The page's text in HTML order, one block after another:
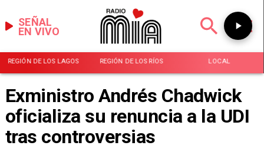
EN VIVO
SEÑAL
REGIÓN DE LOS LAGOS REGIÓN DE LOS RÍOS LOCAL
Exministro Andrés Chadwick
oficializa su renuncia a la UDI
tras controversias